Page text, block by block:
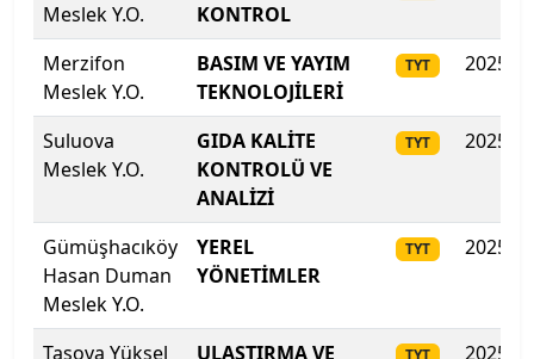
Osmaniye Korkut Ata Üniversitesi
Ostim Teknik Üniversitesi
Özyeğin Üniversitesi
Pamukkale Üniversitesi
Piri Reis Üniversitesi
Rauf Denktaş Üniversitesi
Meslek Y.O.
KONTROL
Merzifon
Meslek Y.O.
BASIM VE YAYIM
TEKNOLOJİLERİ
TYT 2025
Suluova
Meslek Y.O.
GIDA KALİTE
KONTROLÜ VE
ANALİZİ
TYT 2025
Gümüşhacıköy
Hasan Duman
Meslek Y.O.
YEREL
YÖNETİMLER
TYT 2025
Taşova Yüksel
ULAŞTIRMA VE
TYT 2025